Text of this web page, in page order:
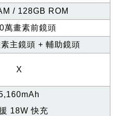
/ 128GB ROM
萬畫素前鏡頭
主鏡頭 + 輔助鏡頭
X
18W 快充